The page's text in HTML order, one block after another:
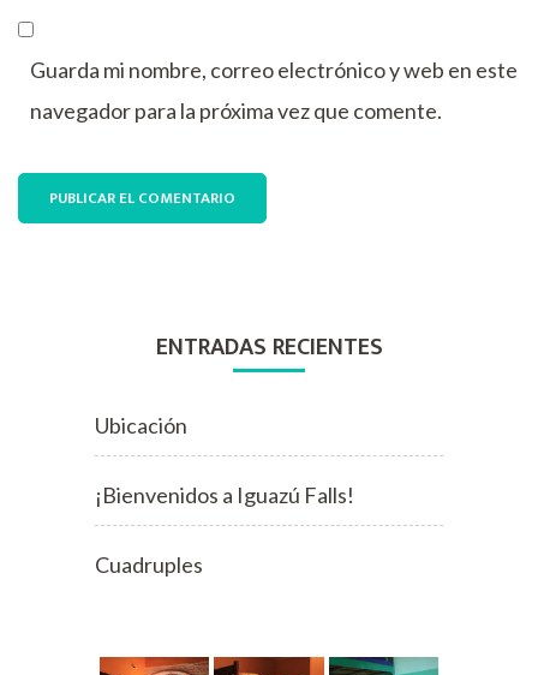
Guarda mi nombre, correo electrónico y web en este
navegador para la próxima vez que comente.
ENTRADAS RECIENTES
Ubicación
¡Bienvenidos a Iguazú Falls!
Cuadruples